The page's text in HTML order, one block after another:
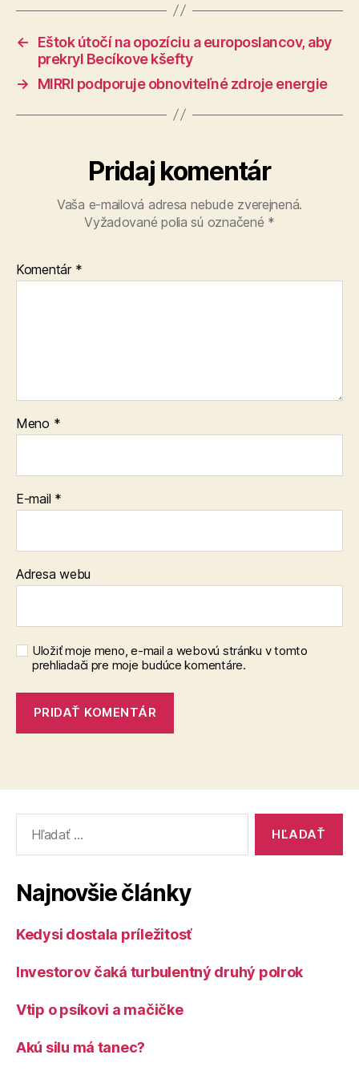
←
Eštok útočí na opozíciu a europoslancov, aby
prekryl Becíkove kšefty
→
MIRRI podporuje obnoviteľné zdroje energie
Pridaj komentár
Vaša e-mailová adresa nebude zverejnená.
Vyžadované polia sú označené *
Komentár *
Meno *
E-mail *
Adresa webu
Uložiť moje meno, e-mail a webovú stránku v tomto
prehliadači pre moje budúce komentáre.
Najnovšie články
Kedysi dostala príležitosť
Investorov čaká turbulentný druhý polrok
Vtip o psíkovi a mačičke
Akú silu má tanec?